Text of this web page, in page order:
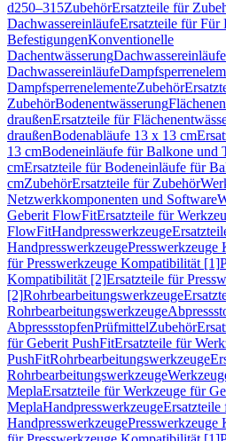
d250–315ZubehörErsatzteile für
DachwassereinläufeErsatzteile für Für
BefestigungenKonventionelle
DachentwässerungDachwassereinläufe
Dachwassereinläufe
DampfsperrenelementeZubehör
ZubehörBodenentwässerung
draußenErsatzteile für
draußenBodenabläufe 13 x 13 cm
13 cmBodeneinläufe für Balkone und
cmErsatzteile für Bodeneinläufe für
cmZubehörErsatzteile für Zubehör
Netzwerkkomponenten und Software
Geberit FlowFitErsatzteile für
FlowFitHandpresswerkzeuge
Handpresswerkzeuge
für Presswerkzeuge Kompatibilität [1]
Kompatibilität [2]Ersatzteile für
[2]Rohrbearbeitungswerkzeuge
Rohrbearbeitungswerkzeuge
AbpressstopfenPrüfmittelZubehör
für Geberit PushFitErsatzteile für
PushFitRohrbearbeitungswerkzeuge
Rohrbearbeitungswerkzeuge
MeplaErsatzteile für Werkzeuge für
MeplaHandpresswerkzeugeErsatzteile
Handpresswerkzeuge